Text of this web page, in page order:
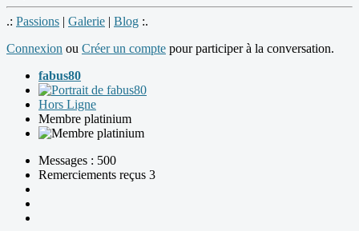
.: Passions | Galerie | Blog :.
Connexion ou Créer un compte pour participer à la conversation.
fabus80
Hors Ligne
Membre platinium
Messages : 500
Remerciements reçus 3